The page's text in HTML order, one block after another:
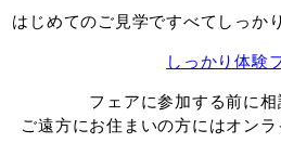
はじめてのご見学ですべてしっか
しっかり体験
フェアに参加する前に相
ご遠方にお住まいの方にはオン